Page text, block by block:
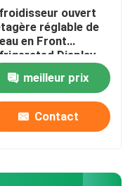
ouvert
réglable de
en Front
Display
Air de quatre
meilleur prix
Contact